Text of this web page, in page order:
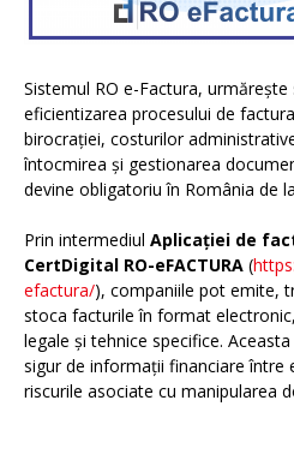
Sistemul RO e-Factura, urmărește
eficientizarea procesului de
birocrației, costurilor
întocmirea și gestionarea
devine obligatoriu în România de
Prin intermediul Aplicației de
CertDigital RO-eFACTURA (
efactura/), companiile pot emite,
stoca facturile în format
legale și tehnice specifice.
sigur de informații financiare între
riscurile asociate cu manipularea